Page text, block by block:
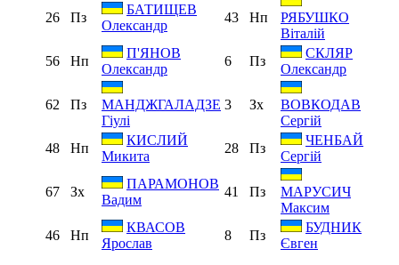
26 Пз
БАТИЩЕВ
Олександр
43 Нп
РЯБУШКО
Віталій
56
Нп
П'ЯНОВ
Олександр
6 Пз
СКЛЯР
Олександр
62 Пз
МАНДЖГАЛАДЗЕ
Гіулі
3 Зх
ВОВКОДАВ
Сергій
48
Нп
КИСЛИЙ
Микита
28 Пз
ЧЕНБАЙ
Сергій
67 Зх
ПАРАМОНОВ
Вадим
41 Пз
МАРУСИЧ
Максим
46
Нп
КВАСОВ
Ярослав
8 Пз
БУДНИК
Євген